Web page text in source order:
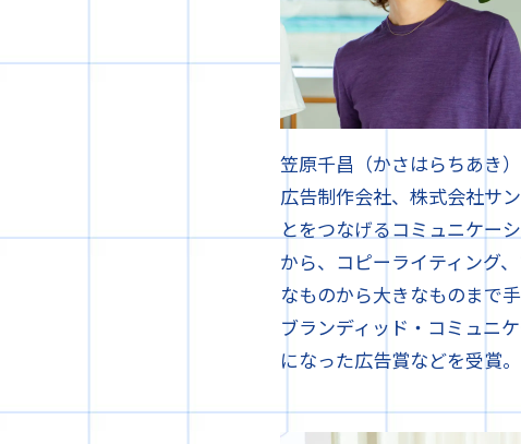
笠原千昌（かさはらちあき）
広告制作会社、株式会社サ
とをつなげるコミュニケー
から、コピーライティング
なものから大きなものまで
ブランディッド・コミュニ
になった広告賞などを受賞。